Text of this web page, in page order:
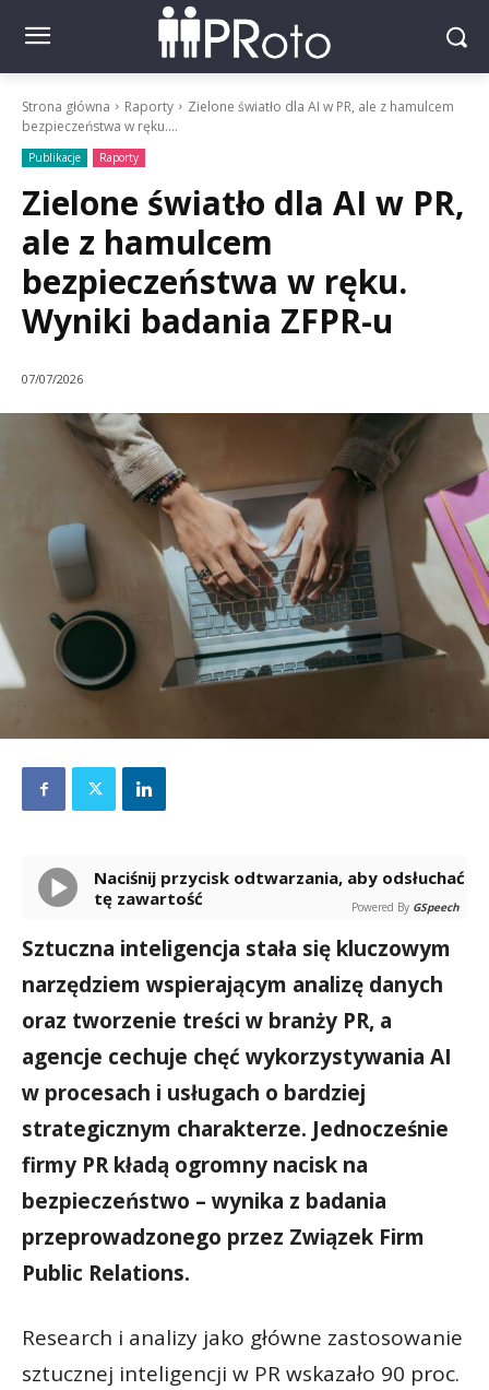
Strona główna Raporty
Zielone światło dla AI w PR, ale z hamulcem
bezpieczeństwa w ręku....
Publikacje Raporty
Zielone światło dla AI w PR,
ale z hamulcem
bezpieczeństwa w ręku.
Wyniki badania ZFPR-u
07/07/2026
Naciśnij przycisk odtwarzania, aby odsłuchać
tę zawartość
Powered By GSpeech
Sztuczna inteligencja stała się kluczowym
narzędziem wspierającym analizę danych
oraz tworzenie treści w branży PR, a
agencje cechuje chęć wykorzystywania AI
w procesach i usługach o bardziej
strategicznym charakterze. Jednocześnie
firmy PR kładą ogromny nacisk na
bezpieczeństwo – wynika z badania
przeprowadzonego przez Związek Firm
Public Relations.
Research i analizy jako główne zastosowanie
sztucznej inteligencji w PR wskazało 90 proc.